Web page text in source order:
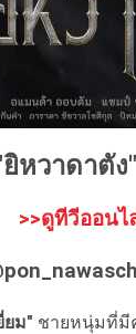
หวาดาตั
>>ดูทีวีออนไ
ยม" ชายหนุ่มที่มี